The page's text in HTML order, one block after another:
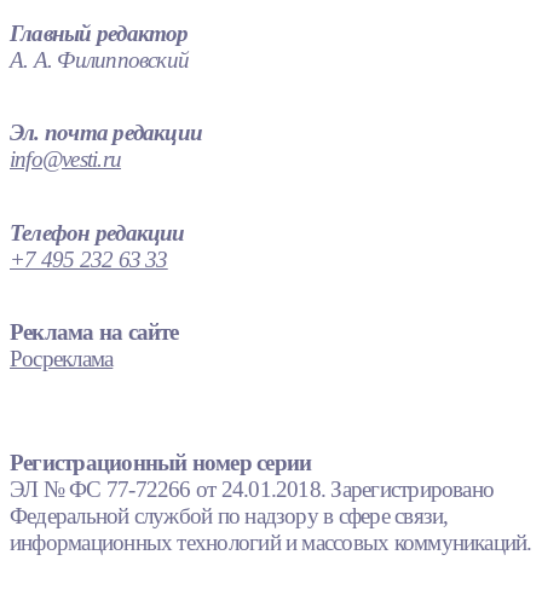
Главный редактор
А. А. Филипповский
Эл. почта редакции
info@vesti.ru
Телефон редакции
+7 495 232 63 33
Реклама на сайте
Росреклама
Регистрационный номер серии
ЭЛ № ФС 77-72266 от 24.01.2018. Зарегистрировано
Федеральной службой по надзору в сфере связи,
информационных технологий и массовых коммуникаций.